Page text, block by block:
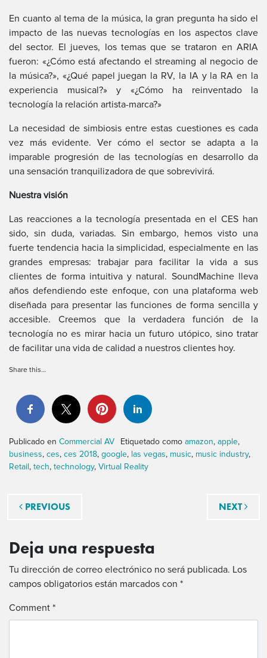
En cuanto al tema de la música, la gran pregunta ha sido el
impacto de las nuevas tecnologías en los aspectos clave
del sector. El jueves, los temas que se trataron en ARIA
fueron: «¿Cómo está afectando el streaming al negocio de
la música?», «¿Qué papel juegan la RV, la IA y la RA en la
experiencia musical?» y «¿Cómo ha reinventado la
tecnología la relación artista-marca?»
La necesidad de simbiosis entre estas cuestiones es cada
vez más evidente. Ver cómo el sector se adapta a la
imparable progresión de las tecnologías en desarrollo da
una sensación tranquilizadora de que sobrevivirá.
Nuestra visión
Las reacciones a la tecnología presentada en el CES han
sido, sin duda, variadas. Sin embargo, hemos visto una
fuerte tendencia hacia la simplicidad, especialmente en las
grandes empresas: trabajar para facilitar la vida a sus
clientes de forma intuitiva y natural. SoundMachine lleva
años defendiendo este enfoque, con una plataforma web
diseñada para presentar las funciones de forma sencilla y
accesible. Creemos que la verdadera función de la
tecnología no es mirar hacia un futuro utópico, sino tratar
de facilitar una vida de calidad a nuestros clientes hoy.
Share this…
Publicado en Commercial AV Etiquetado como amazon, apple,
business, ces, ces 2018, google, las vegas, music, music industry,
Retail, tech, technology, Virtual Reality
Navegación de entradas
PREVIOUS NEXT
Deja una respuesta
Tu dirección de correo electrónico no será publicada. Los
campos obligatorios están marcados con *
Comment *